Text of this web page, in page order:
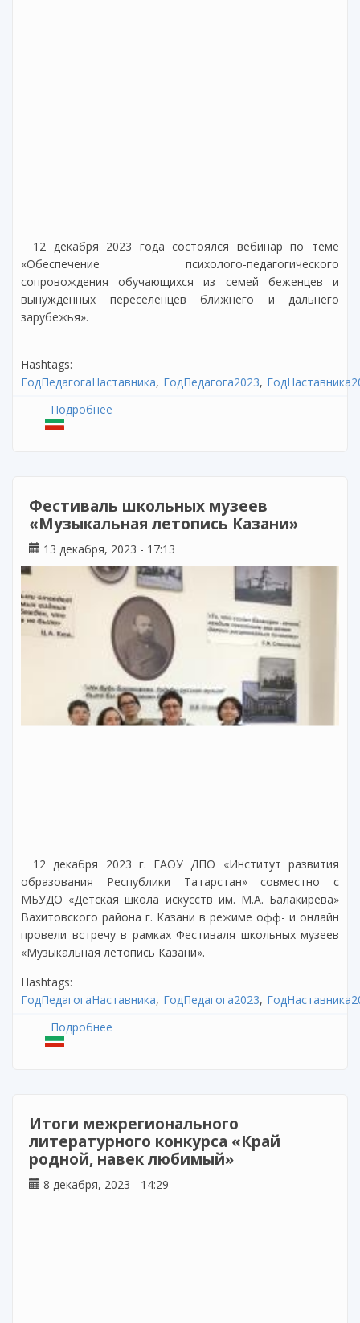
12 декабря 2023 года состоялся вебинар по теме
«Обеспечение психолого-педагогического
сопровождения обучающихся из семей беженцев и
вынужденных переселенцев ближнего и дальнего
зарубежья».
Hashtags:
ГодПедагогаНаставника ГодПедагога2023
Подробнее
Фестиваль школьных музеев
«Музыкальная летопись Казани»
13 декабря, 2023 - 17:13
12 декабря 2023 г. ГАОУ ДПО «Институт развития
образования Республики Татарстан» совместно с
МБУДО «Детская школа искусств им. М.А. Балакирева»
Вахитовского района г. Казани в режиме офф- и онлайн
провели встречу в рамках Фестиваля школьных музеев
«Музыкальная летопись Казани».
Hashtags:
ГодПедагогаНаставника ГодПедагога2023
Подробнее
Итоги межрегионального
литературного конкурса «Край
родной, навек любимый»
8 декабря, 2023 - 14:29